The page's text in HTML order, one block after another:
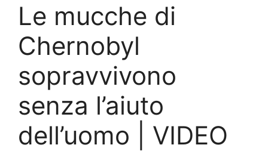
Le mucche di
Chernobyl
sopravvivono
senza l’aiuto
dell’uomo | VIDEO